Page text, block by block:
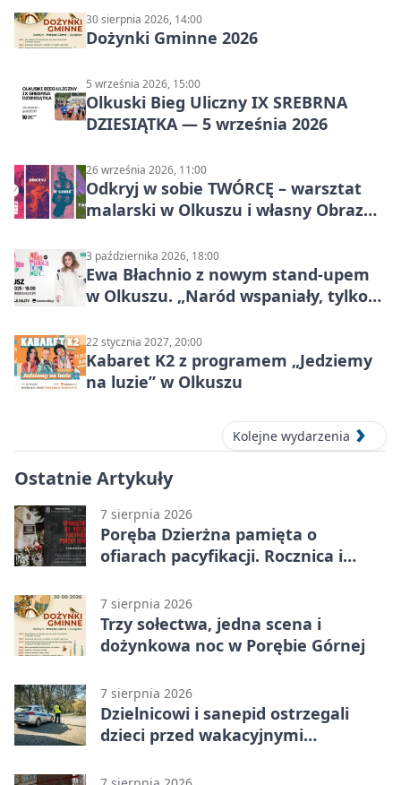
30 sierpnia 2026, 14:00
Dożynki Gminne 2026
5 września 2026, 15:00
Olkuski Bieg Uliczny IX SREBRNA
DZIESIĄTKA — 5 września 2026
26 września 2026, 11:00
Odkryj w sobie TWÓRCĘ – warsztat
malarski w Olkuszu i własny Obraz
3 października 2026, 18:00
Ewa Błachnio z nowym stand-upem
w Olkuszu. „Naród wspaniały, tylko
22 stycznia 2027, 20:00
Kabaret K2 z programem „Jedziemy
na luzie” w Olkuszu
Kolejne wydarzenia
Ostatnie Artykuły
7 sierpnia 2026
Poręba Dzierżna pamięta o
ofiarach pacyfikacji. Rocznica i
7 sierpnia 2026
Trzy sołectwa, jedna scena i
dożynkowa noc w Porębie Górnej
7 sierpnia 2026
Dzielnicowi i sanepid ostrzegali
dzieci przed wakacyjnymi